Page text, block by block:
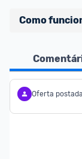
Como
se aos
- É
- Você pode
Oferta